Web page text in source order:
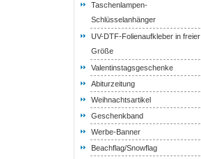
Taschenlampen-
Schlüsselanhänger
UV-DTF-Folienaufkleber in freier
Größe
Valentinstagsgeschenke
Abiturzeitung
Weihnachtsartikel
Geschenkband
Werbe-Banner
Beachflag/Snowflag